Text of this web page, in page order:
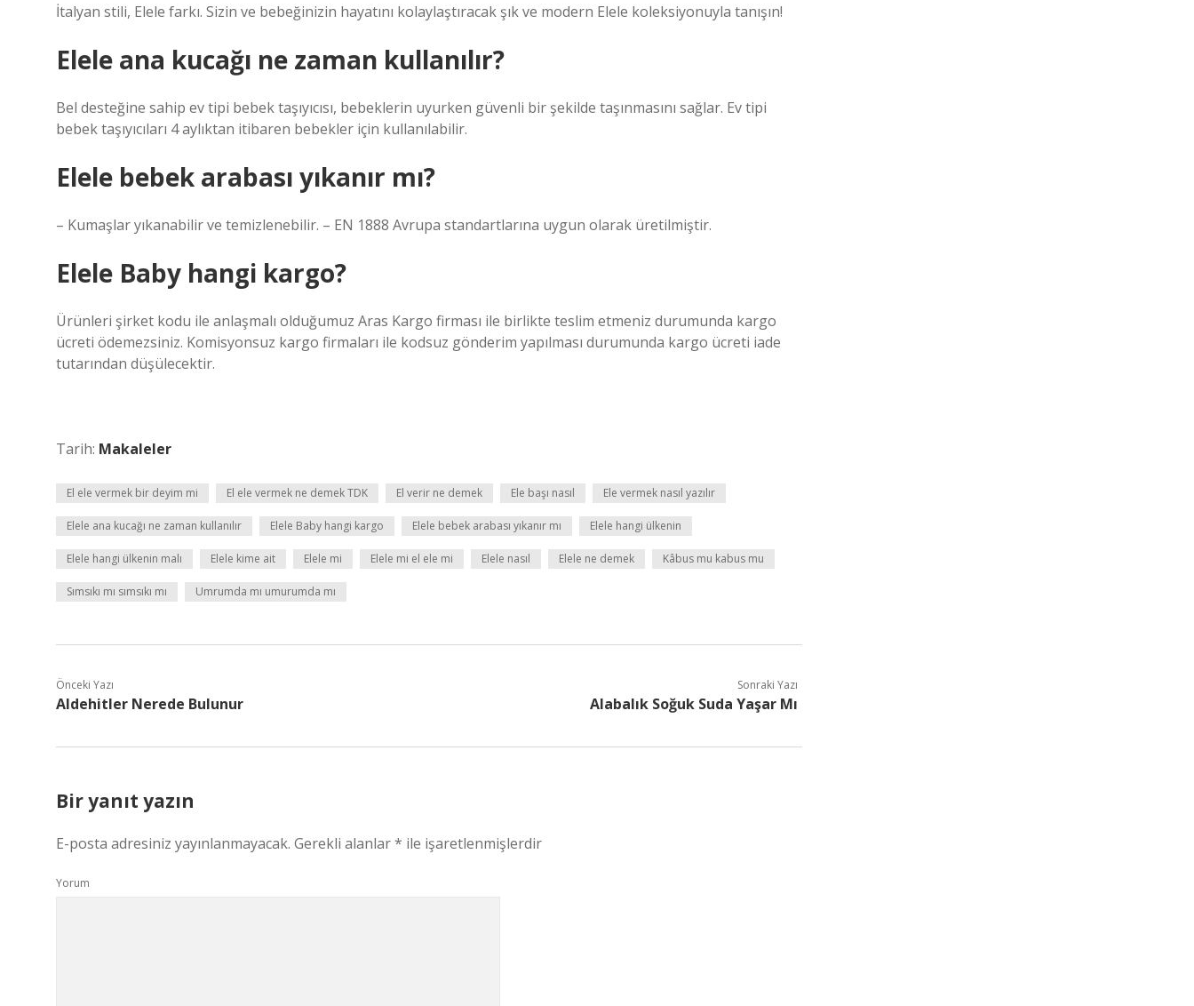
İtalyan stili, Elele farkı. Sizin ve bebeğinizin hayatını kolaylaştıracak şık ve modern Elele koleksiyonuyla tanışın!
Elele ana kucağı ne zaman kullanılır?
Bel desteğine sahip ev tipi bebek taşıyıcısı, bebeklerin uyurken güvenli bir şekilde taşınmasını sağlar. Ev tipi
bebek taşıyıcıları 4 aylıktan itibaren bebekler için kullanılabilir.
Elele bebek arabası yıkanır mı?
– Kumaşlar yıkanabilir ve temizlenebilir. – EN 1888 Avrupa standartlarına uygun olarak üretilmiştir.
Elele Baby hangi kargo?
Ürünleri şirket kodu ile anlaşmalı olduğumuz Aras Kargo firması ile birlikte teslim etmeniz durumunda kargo
ücreti ödemezsiniz. Komisyonsuz kargo firmaları ile kodsuz gönderim yapılması durumunda kargo ücreti iade
tutarından düşülecektir.
Tarih: Makaleler
El ele vermek bir deyim mi El ele vermek ne demek TDK El verir ne demek Ele başı nasıl Ele vermek nasıl yazılır
Elele ana kucağı ne zaman kullanılır Elele Baby hangi kargo Elele bebek arabası yıkanır mı Elele hangi ülkenin
Elele hangi ülkenin malı Elele kime ait Elele mi Elele mi el ele mi Elele nasıl Elele ne demek Kâbus mu kabus mu
Sımsıkı mı sımsıkı mı Umrumda mı umurumda mı
Önceki Yazı
Aldehitler Nerede Bulunur
Sonraki Yazı
Alabalık Soğuk Suda Yaşar Mı
Bir yanıt yazın
E-posta adresiniz yayınlanmayacak. Gerekli alanlar* ile işaretlenmişlerdir
Yorum